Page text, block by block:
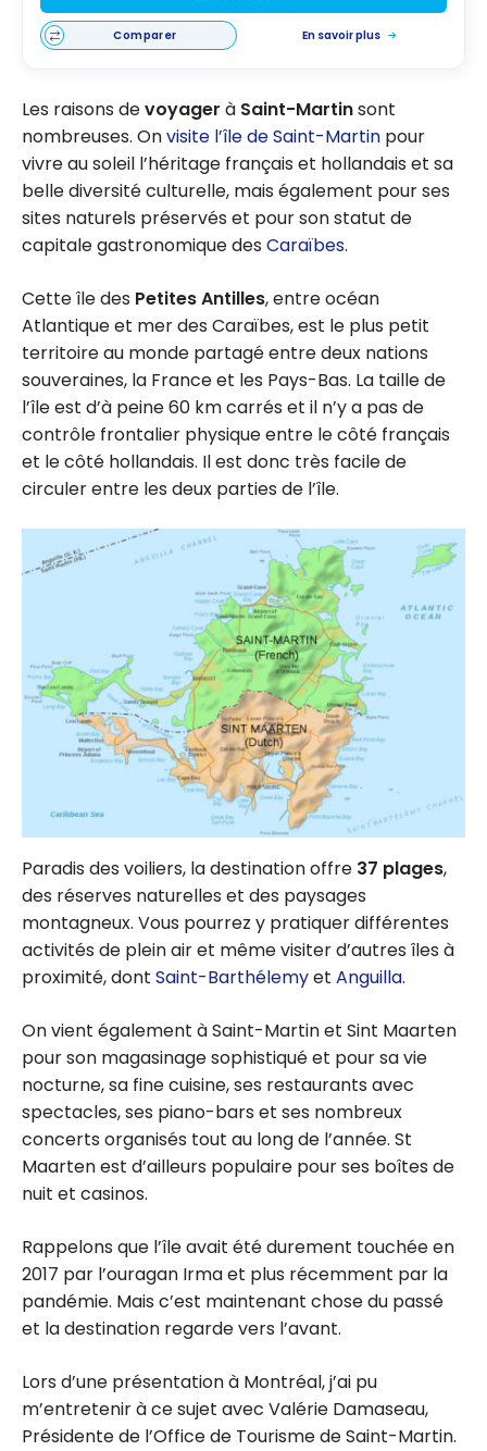
Comparer En savoir plus
Les raisons devoyager à Saint-Martinsont
nombreuses. Onvisite l’île de Saint-Martin pour
vivre au soleil l’héritage français et hollandais et sa
belle diversité culturelle, mais également pour ses
sites naturels préservés et pour son statut de
capitale gastronomique des Caraïbes.
Cette île des Petites Antilles, entre océan
Atlantique et mer des Caraïbes, est le plus petit
territoire au monde partagé entre deux nations
souveraines, la France et les Pays-Bas. La taille de
l’île est d’à peine 60 km carrés et il n’y a pas de
contrôle frontalier physique entre le côté français
et le côté hollandais. Il est donc très facile de
circuler entre les deux parties de l’île.
Paradis des voiliers, la destination offre 37 plages,
des réserves naturelles et des paysages
montagneux. Vous pourrez y pratiquer différentes
activités de plein air et même visiter d’autres îles à
proximité, dont Saint-Barthélemyet Anguilla.
On vient également à Saint-Martin et Sint Maarten
pour son magasinage sophistiqué et pour sa vie
nocturne, sa fine cuisine, ses restaurants avec
spectacles, ses piano-bars et ses nombreux
concerts organisés tout au long de l’année. St
Maarten est d’ailleurs populaire pour ses boîtes de
nuit et casinos.
Rappelons que l’île avait été durement touchée en
2017 par l’ouragan Irma et plus récemment par la
pandémie. Mais c’est maintenant chose du passé
et la destination regarde vers l’avant.
Lors d’une présentation à Montréal, j’ai pu
m’entretenir à ce sujet avec Valérie Damaseau,
Présidente de l’Office de Tourisme de Saint-Martin.